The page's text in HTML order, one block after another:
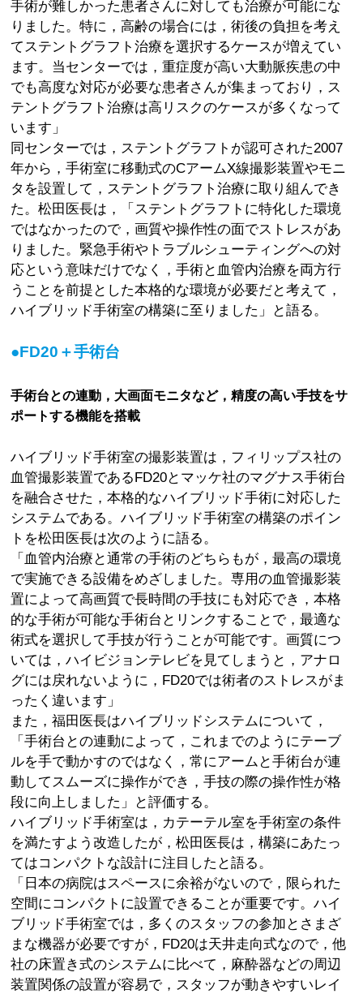
手術が難しかった患者さんに対しても治療が可能にな
りました。特に，高齢の場合には，術後の負担を考え
てステントグラフト治療を選択するケースが増えてい
ます。当センターでは，重症度が高い大動脈疾患の中
でも高度な対応が必要な患者さんが集まっており，ス
テントグラフト治療は高リスクのケースが多くなって
います」
同センターでは，ステントグラフトが認可された2007
年から，手術室に移動式のCアームX線撮影装置やモニ
タを設置して，ステントグラフト治療に取り組んでき
た。松田医長は，「ステントグラフトに特化した環境
ではなかったので，画質や操作性の面でストレスがあ
りました。緊急手術やトラブルシューティングへの対
応という意味だけでなく，手術と血管内治療を両方行
うことを前提とした本格的な環境が必要だと考えて，
ハイブリッド手術室の構築に至りました」と語る。
●FD20＋手術台
手術台との連動，大画面モニタなど，精度の高い手技をサ
ポートする機能を搭載
ハイブリッド手術室の撮影装置は，フィリップス社の
血管撮影装置であるFD20とマッケ社のマグナス手術台
を融合させた，本格的なハイブリッド手術に対応した
システムである。ハイブリッド手術室の構築のポイン
トを松田医長は次のように語る。
「血管内治療と通常の手術のどちらもが，最高の環境
で実施できる設備をめざしました。専用の血管撮影装
置によって高画質で長時間の手技にも対応でき，本格
的な手術が可能な手術台とリンクすることで，最適な
術式を選択して手技が行うことが可能です。画質につ
いては，ハイビジョンテレビを見てしまうと，アナロ
グには戻れないように，FD20では術者のストレスがま
ったく違います」
また，福田医長はハイブリッドシステムについて，
「手術台との連動によって，これまでのようにテーブ
ルを手で動かすのではなく，常にアームと手術台が連
動してスムーズに操作ができ，手技の際の操作性が格
段に向上しました」と評価する。
ハイブリッド手術室は，カテーテル室を手術室の条件
を満たすよう改造したが，松田医長は，構築にあたっ
てはコンパクトな設計に注目したと語る。
「日本の病院はスペースに余裕がないので，限られた
空間にコンパクトに設置できることが重要です。ハイ
ブリッド手術室では，多くのスタッフの参加とさまざ
まな機器が必要ですが，FD20は天井走向式なので，他
社の床置き式のシステムに比べて，麻酔器などの周辺
装置関係の設置が容易で，スタッフが動きやすいレイ